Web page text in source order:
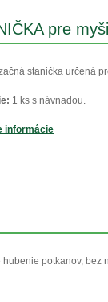
pre myši
stanička určená
1 ks s návnadou.
informácie
potkanov, bez